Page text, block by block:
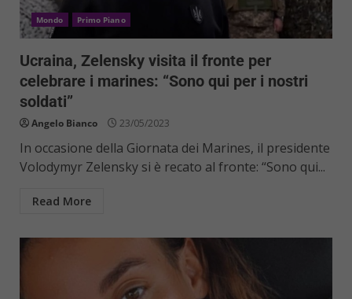
Mondo Primo Piano
Ucraina, Zelensky visita il fronte per
celebrare i marines: “Sono qui per i nostri
soldati”
Angelo Bianco 23/05/2023
In occasione della Giornata dei Marines, il presidente
Volodymyr Zelensky si è recato al fronte: “Sono qui...
Read More